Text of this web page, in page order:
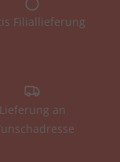
Filiallieferung
Lieferung an